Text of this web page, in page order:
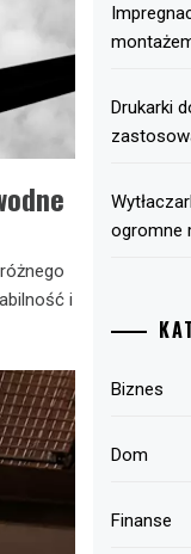
i
Drukarki
ogromne
Biznes
Dom
Finanse